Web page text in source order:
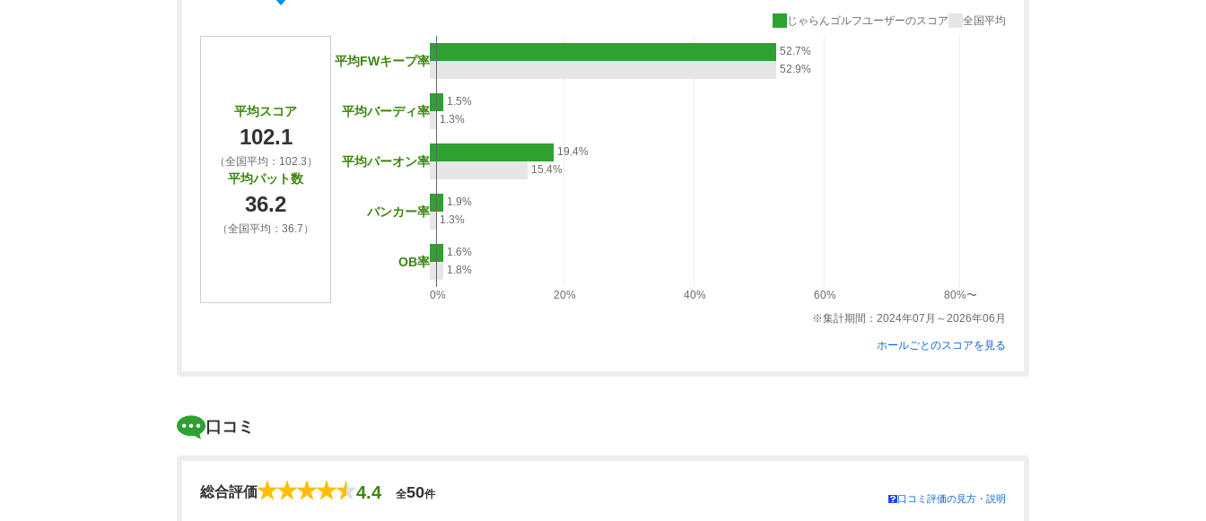
じゃらんゴルフユーザーのスコア 全国平均
平均スコア
102.1
（全国平均：102.3）
平均パット数
36.2
（全国平均：36.7）
平均FWキープ率
52.7%
52.9%
平均バーディ率
1.5%
1.3%
平均パーオン率
19.4%
15.4%
バンカー率
1.9%
1.3%
OB率
1.6%
1.8%
0%
20% 40% 60%
80%〜
※集計期間：2024年07月～2026年06月
ホールごとのスコアを見る
口コミ
総合評価 4.4 全50件 口コミ評価の見方・説明